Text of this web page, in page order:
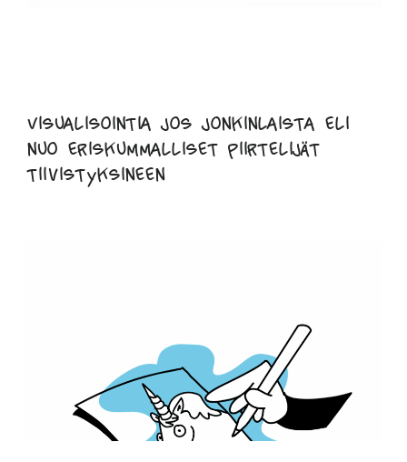
Visualisointia jos jonkinlaista eli
nuo eriskummalliset piirtelijät
tiivistyksineen